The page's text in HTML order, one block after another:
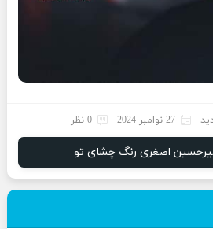
27 نوامبر 2024 0 نظر
اصغری رنگ چشای تو